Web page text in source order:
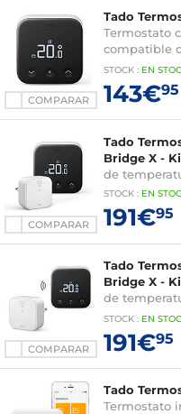
COMPARAR
Tado
Termostato
compatible
casa
STOCK : EN
143€95
COMPARAR
Tado
Bridge X -
de
STOCK : EN
191€95
COMPARAR
Tado
Bridge X -
de
edge
STOCK : EN
191€95
Tado
Termostato